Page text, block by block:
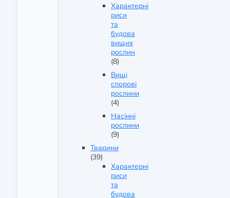
Характерні
риси
та
будова
вищих
рослин
(8)
Вищі
спорові
рослини
(4)
Насінні
рослини
(9)
Тварини
(39)
Характерні
риси
та
будова